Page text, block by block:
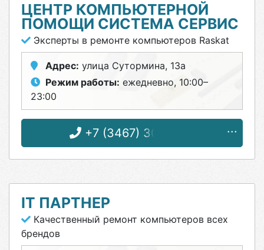
ЦЕНТР КОМПЬЮТЕРНОЙ
ПОМОЩИ СИСТЕМА СЕРВИС
Эксперты в ремонте компьютеров Raskat
Адрес: улица Сутормина, 13а
Режим работы: ежедневно, 10:00–
23:00
+7 (3467) 30-71-57
IT ПАРТНЕР
Качественный ремонт компьютеров всех
брендов